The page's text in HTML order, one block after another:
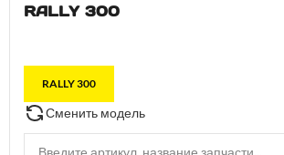
RALLY 300
RALLY 300
Сменить модель